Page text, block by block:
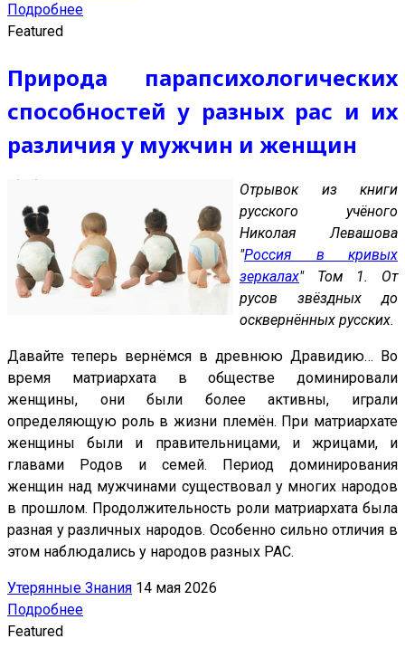
Подробнее
Featured
Природа парапсихологических
способностей у разных рас и их
различия у мужчин и женщин
Отрывок из книги
русского учёного
Николая Левашова
"Россия в кривых
зеркалах" Том 1. От
русов звёздных до
осквернённых русских.
Давайте теперь вернёмся в древнюю Дравидию… Во
время матриархата в обществе доминировали
женщины, они были более активны, играли
определяющую роль в жизни племён. При матриархате
женщины были и правительницами, и жрицами, и
главами Родов и семей. Период доминирования
женщин над мужчинами существовал у многих народов
в прошлом. Продолжительность роли матриархата была
разная у различных народов. Особенно сильно отличия в
этом наблюдались у народов разных РАС.
Утерянные Знания 14 мая 2026
Подробнее
Featured